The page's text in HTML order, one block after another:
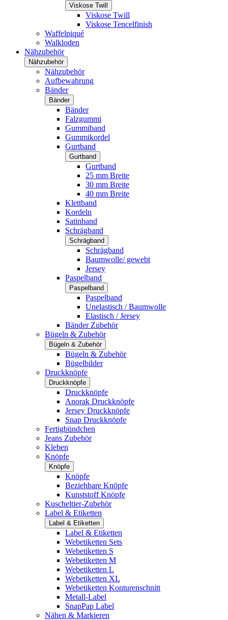
Viskose Twill
Viskose Twill
Viskose Tencelfinish
Waffelpiqué
Walkloden
Nähzubehör
Nähzubehör
Nähzubehör
Aufbewahrung
Bänder
Bänder
Bänder
Falzgummi
Gummiband
Gummikordel
Gurtband
Gurtband
Gurtband
25 mm Breite
30 mm Breite
40 mm Breite
Klettband
Kordeln
Satinband
Schrägband
Schrägband
Schrägband
Baumwolle/ gewebt
Jersey
Paspelband
Paspelband
Paspelband
Unelastisch / Baumwolle
Elastisch / Jersey
Bänder Zubehör
Bügeln & Zubehör
Bügeln & Zubehör
Bügeln & Zubehör
Bügelbilder
Druckknöpfe
Druckknöpfe
Druckknöpfe
Anorak Druckknöpfe
Jersey Druckknöpfe
Snap Druckknöpfe
Fertigbündchen
Jeans Zubehör
Kleben
Knöpfe
Knöpfe
Knöpfe
Beziehbare Knöpfe
Kunststoff Knöpfe
Kuscheltier-Zubehör
Label & Etiketten
Label & Etiketten
Label & Etiketten
Webetiketten Sets
Webetiketten S
Webetiketten M
Webetiketten L
Webetiketten XL
Webetiketten Konturenschnitt
Metall-Label
SnapPap Label
Nähen & Markieren